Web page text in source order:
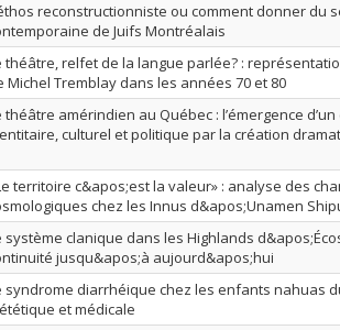
reconstructionniste ou comment donner du
de Juifs Montréalais
théâtre, relfet de la langue parlée? :
Michel Tremblay dans les années 70 et 80
théâtre amérindien au Québec : l’émergence
culturel et politique par la création
territoire c&apos;est la valeur» : analyse des
chez les Innus d&apos;Unamen
système clanique dans les Highlands
jusqu&apos;à aujourd&apos;hui
syndrome diarrhéique chez les enfants nahuas
et médicale